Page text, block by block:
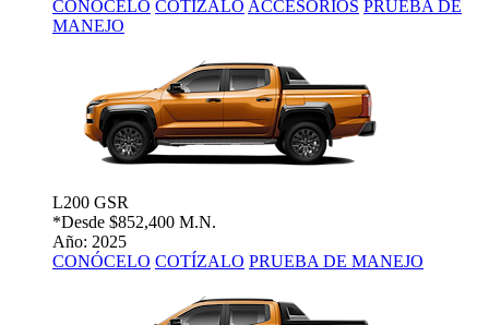
CONÓCELO COTÍZALO ACCESORIOS PRUEBA DE
MANEJO
L200 GSR
*Desde $852,400 M.N.
Año: 2025
CONÓCELO COTÍZALO PRUEBA DE MANEJO